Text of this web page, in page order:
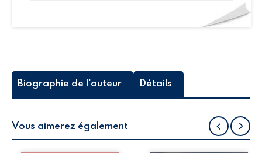
Biographie de l'auteur Détails
Vous aimerez également